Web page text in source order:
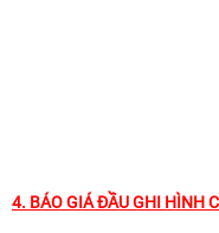
4. BÁO GIÁ ĐẦU GHI HÌNH